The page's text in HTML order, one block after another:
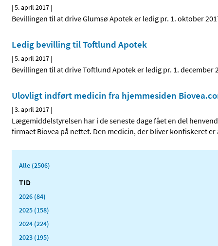
|5. april 2017 |
Bevillingen til at drive Glumsø Apotek er ledig pr. 1. oktober
Ledig bevilling til Toftlund Apotek
|5. april 2017 |
Bevillingen til at drive Toftlund Apotek er ledig pr. 1.
Ulovligt indført medicin fra hjemmesiden
|3. april 2017 |
Lægemiddelstyrelsen har i de seneste dage fået en del
firmaet Biovea på nettet. Den medicin, der bliver konfiskeret
Alle (2506)
TID
2026 (84)
2025 (158)
2024 (224)
2023 (195)